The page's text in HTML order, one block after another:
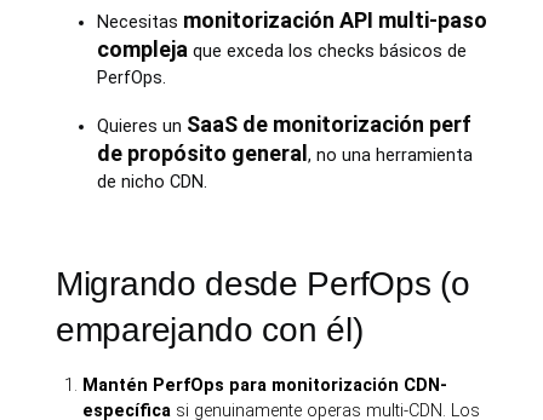
Necesitas monitorización API multi-paso
complejaque exceda los checks básicos de
PerfOps.
Quieres un SaaS de monitorización perf
de propósito general , no una herramienta
de nicho CDN.
Migrando desde PerfOps (o
emparejando con él)
Mantén PerfOps para monitorización CDN-
específica si genuinamente operas multi-CDN. Los